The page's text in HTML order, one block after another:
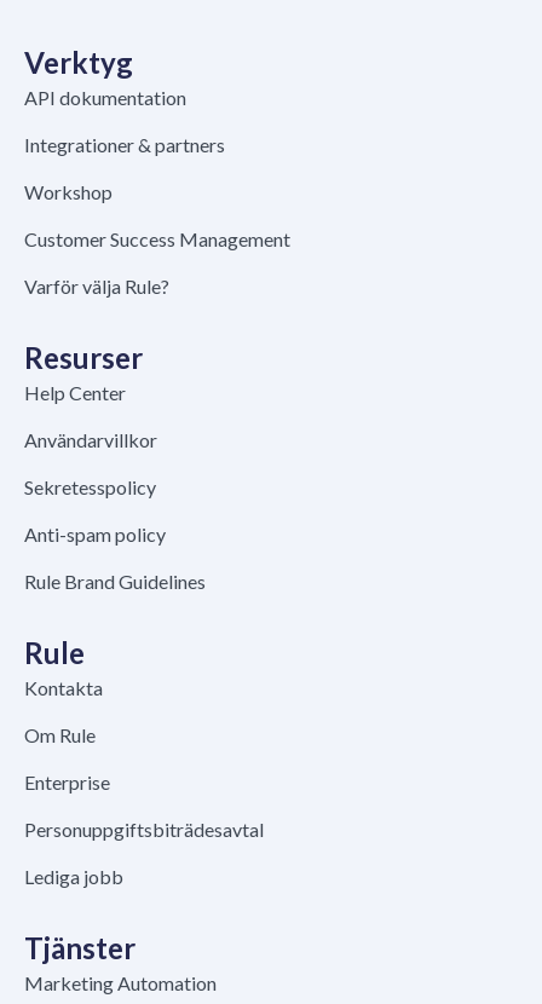
Verktyg
API dokumentation
Integrationer & partners
Workshop
Customer Success Management
Varför välja Rule?
Resurser
Help Center
Användarvillkor
Sekretesspolicy
Anti-spam policy
Rule Brand Guidelines
Rule
Kontakta
Om Rule
Enterprise
Personuppgiftsbiträdesavtal
Lediga jobb
Tjänster
Marketing Automation